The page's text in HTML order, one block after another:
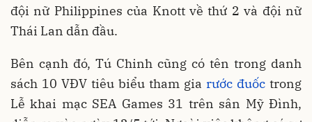
đội nữ Philippines của Knott về thứ 2 và đội nữ
Thái Lan dẫn đầu.
Bên cạnh đó, Tú Chinh cũng có tên trong danh
sách 10 VĐV tiêu biểu tham gia rước đuốc trong
Lễ khai mạc SEA Games 31 trên sân Mỹ Đình,